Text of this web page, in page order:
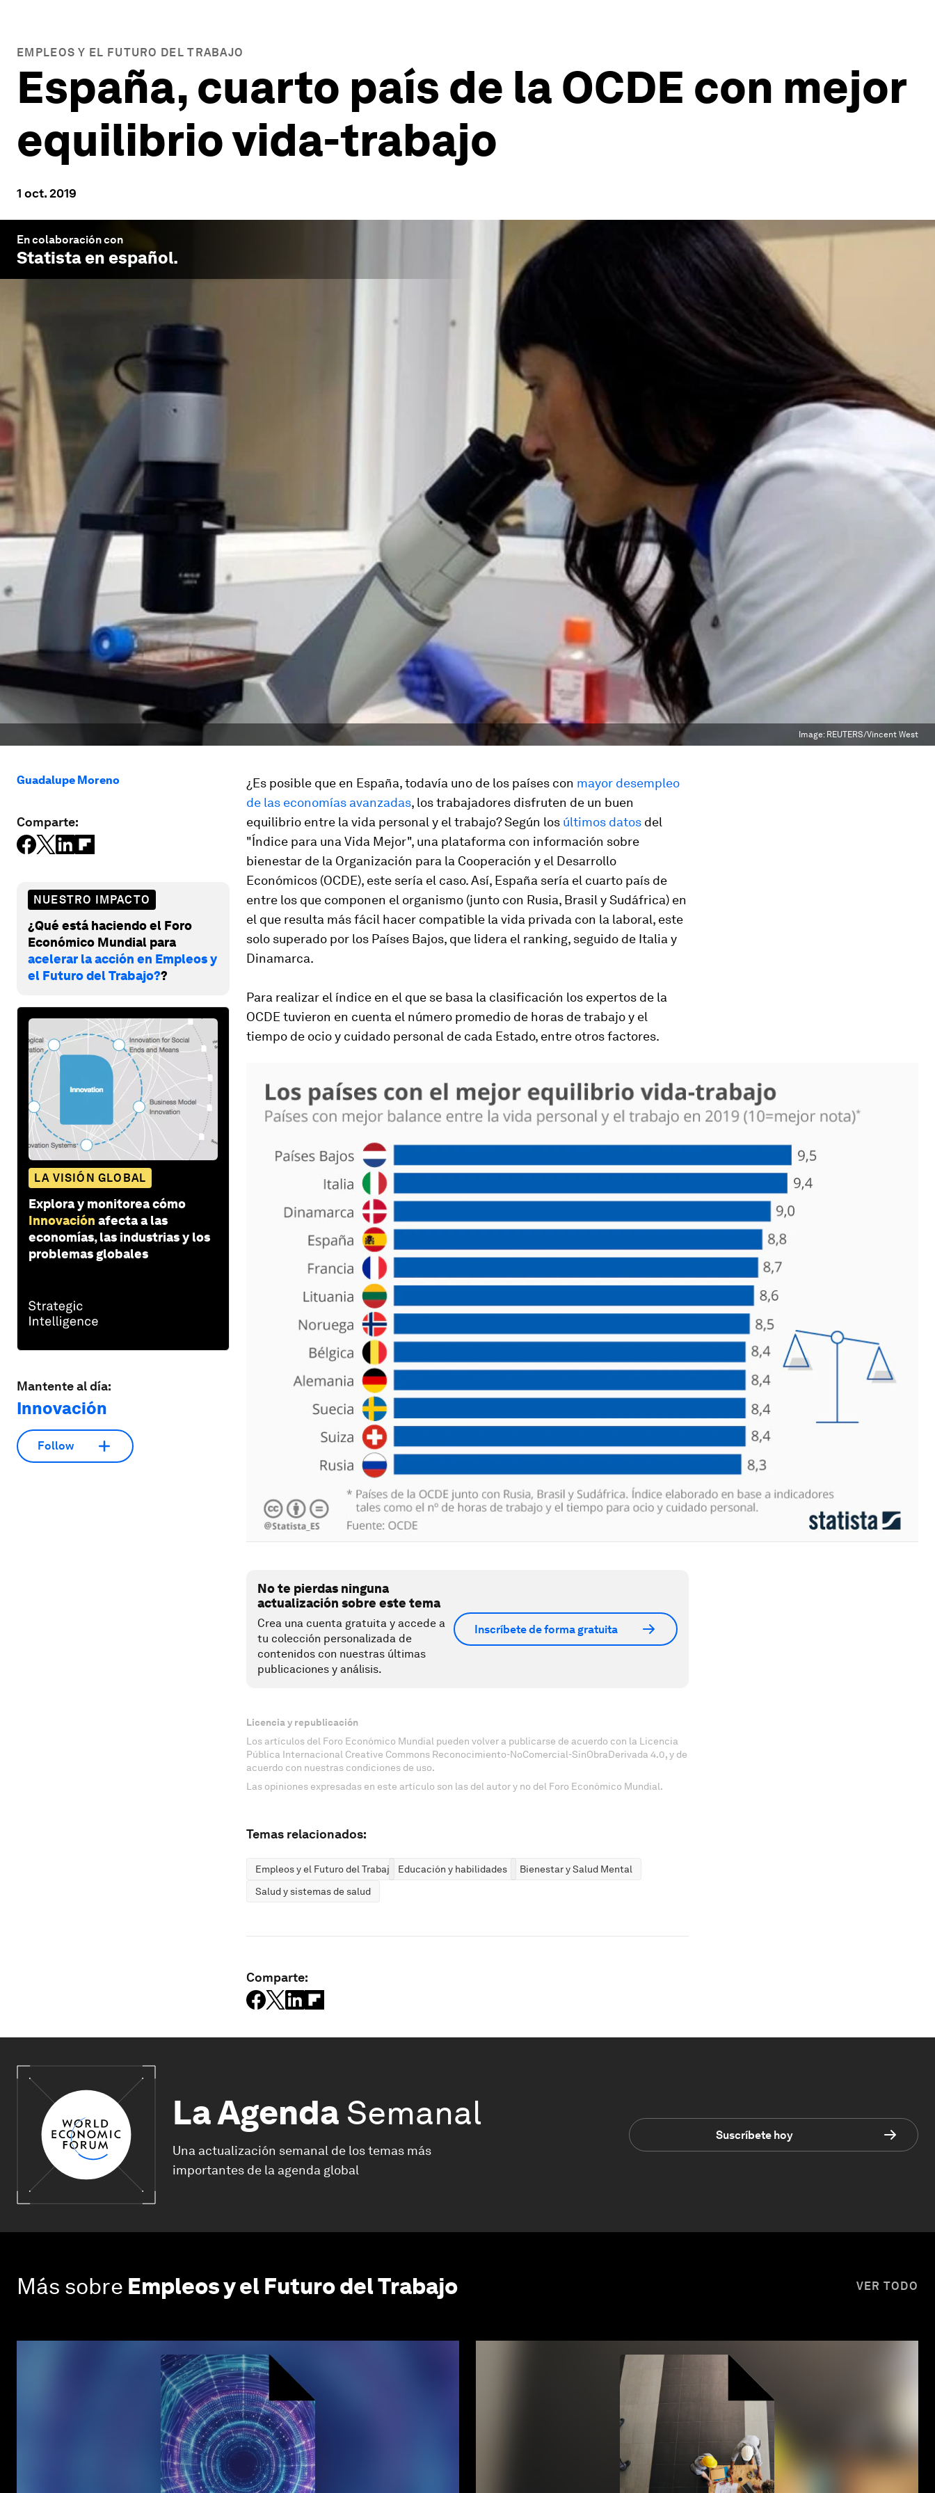
EMPLEOS Y EL FUTURO DEL TRABAJO
España, cuarto país de la OCDE con mejor
equilibrio vida-trabajo
1 oct. 2019
En colaboración con
Statista en español.
Image: REUTERS/Vincent West
Guadalupe Moreno
Comparte:
NUESTRO IMPACTO
¿Qué está haciendo el Foro
Económico Mundial para
acelerar la acción en Empleos y
el Futuro del Trabajo??
LA VISIÓN GLOBAL
Explora y monitorea cómo
Innovación afecta a las
economías, las industrias y los
problemas globales
Mantente al día:
Innovación
Follow
¿Es posible que en España, todavía uno de los países con mayor desempleo
de las economías avanzadas, los trabajadores disfruten de un buen
equilibrio entre la vida personal y el trabajo? Según los últimos datos del
"Índice para una Vida Mejor", una plataforma con información sobre
bienestar de la Organización para la Cooperación y el Desarrollo
Económicos (OCDE), este sería el caso. Así, España sería el cuarto país de
entre los que componen el organismo (junto con Rusia, Brasil y Sudáfrica) en
el que resulta más fácil hacer compatible la vida privada con la laboral, este
solo superado por los Países Bajos, que lidera el ranking, seguido de Italia y
Dinamarca.
Para realizar el índice en el que se basa la clasificación los expertos de la
OCDE tuvieron en cuenta el número promedio de horas de trabajo y el
tiempo de ocio y cuidado personal de cada Estado, entre otros factores.
No te pierdas ninguna
actualización sobre este tema
Crea una cuenta gratuita y accede a
tu colección personalizada de
contenidos con nuestras últimas
publicaciones y análisis.
Inscríbete de forma gratuita
Licencia y republicación
Los artículos del Foro Económico Mundial pueden volver a publicarse de acuerdo con la Licencia
Pública Internacional Creative Commons Reconocimiento-NoComercial-SinObraDerivada 4.0, y de
acuerdo con nuestras condiciones de uso.
Las opiniones expresadas en este artículo son las del autor y no del Foro Económico Mundial.
Temas relacionados:
Empleos y el Futuro del Trabajo Educación y habilidades
Bienestar y Salud Mental
Salud y sistemas de salud
Comparte:
La Agenda Semanal
Una actualización semanal de los temas más
importantes de la agenda global
Suscríbete hoy
Más sobre Empleos y el Futuro del Trabajo VER TODO